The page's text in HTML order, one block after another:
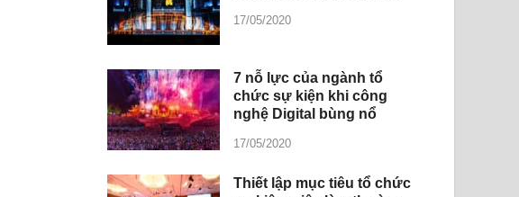
17/05/2020
7 nỗ lực của ngành tổ
chức sự kiện khi công
nghệ Digital bùng nổ
17/05/2020
Thiết lập mục tiêu tổ chức